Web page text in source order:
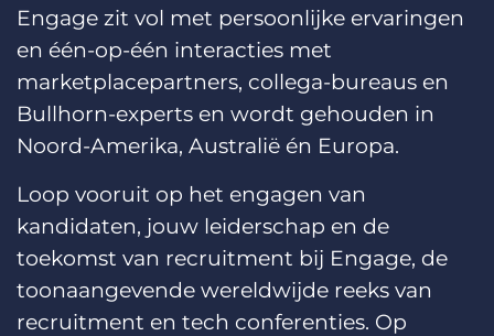
Engage zit vol met persoonlijke ervaringen
en één-op-één interacties met
marketplacepartners, collega-bureaus en
Bullhorn-experts en wordt gehouden in
Noord-Amerika, Australië én Europa.
Loop vooruit op het engagen van
kandidaten, jouw leiderschap en de
toekomst van recruitment bij Engage, de
toonaangevende wereldwijde reeks van
recruitment en tech conferenties. Op